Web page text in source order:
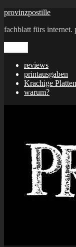
Zum
springen
provinzpostille
fachblatt fürs internet.
reviews
printausgaben
Krachige Platten
warum?